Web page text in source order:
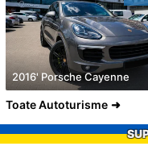
2016' Porsche Cayenne
Toate Autoturisme